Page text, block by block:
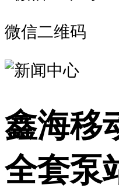
微信二维码
鑫海移
全套泵